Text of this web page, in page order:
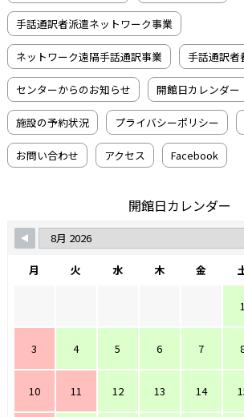
手話通訳者派遣ネットワーク事業
ネットワーク遠隔手話通訳事業 手話通訳者
センターからのお知らせ 開館日カレンダー
施設の予約状況 プライバシーポリシー
お問い合わせ アクセス Facebook
開館日カレンダー
月 火 水 木 金
1
3 4 5 6 7
10 11 12 13 14